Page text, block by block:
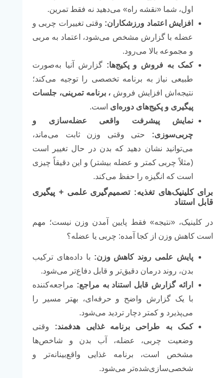
اول، شما «نقشه راه» می‌دهید نه فقط تمرین.
افزایش اعتماد ورزشکاران: وقتی تغییرات چربی و
عضله با گزارش مشخص می‌شود، اعتماد به مربی
و مجموعه بالا می‌رود.
کمک به فروش و پکیج‌ها: گزارش آنیا به‌صورت
طبیعی نیاز به برنامه تخصصی را توجیه می‌کند؛
نتیجه‌اش افزایش فروش ، برنامه تمرینی، جلسات
پیگیری و پکیج‌های دوره‌ای است.
نمایش پیشرفت واقعی عضله‌سازی و
چربی‌سوزی: حتی وقتی وزن ثابت می‌ماند،
می‌توانید نشان دهید که بدن در حال تغییر است
(مثلاً چربی کمتر و عضله بیشتر) و این دقیقاً چیزی
است که انگیزه را حفظ می‌کند.
برای کلینیک‌های تغذیه: تصمیم‌گیری علمی + پیگیری
قابل استناد
در کلینیک، «نتیجه» فقط پایین آمدن وزن نیست؛ مهم
است کاهش وزن از کجا آمده: چربی یا عضله؟
پایش علمی روند کاهش وزن: با داده‌های ترکیب
بدن، روند درمان دقیق‌تر و قابل دفاع‌تر می‌شود.
ارائه گزارش قابل استناد به مراجع: مراجعه‌کننده
با یک گزارش واضح و حرفه‌ای، بهتر مسیر را
می‌پذیرد و کمتر دچار تردید می‌شود.
کمک به طراحی برنامه غذایی هدفمند: وقتی
وضعیت چربی، عضله، آب بدن و شاخص‌ها
مشخص است، برنامه غذایی واقع‌بینانه‌تر و
شخصی‌سازی‌شده‌تر می‌شود.